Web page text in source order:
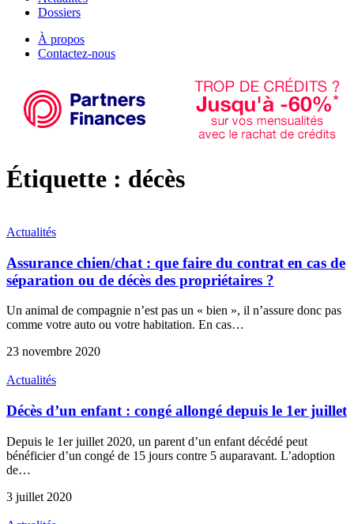
Dossiers
À propos
Contactez-nous
Étiquette : décès
Actualités
Assurance chien/chat : que faire du contrat en cas de
séparation ou de décès des propriétaires ?
Un animal de compagnie n’est pas un « bien », il n’assure donc pas
comme votre auto ou votre habitation. En cas…
23 novembre 2020
Actualités
Décès d’un enfant : congé allongé depuis le 1er juillet
Depuis le 1er juillet 2020, un parent d’un enfant décédé peut
bénéficier d’un congé de 15 jours contre 5 auparavant. L’adoption
de…
3 juillet 2020